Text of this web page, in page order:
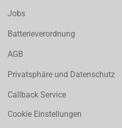
Jobs
Batterieverordnung
AGB
Privatsphäre und Datenschutz
Callback Service
Cookie Einstellungen